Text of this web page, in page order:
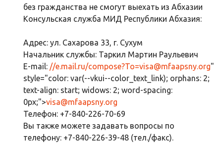
без гражданства не смогут выехать из Абхазии
Консульская служба МИД Республики Абхазия:
Адрес: ул. Сахарова 33, г. Сухум
Начальник службы: Таркил Мартин Раульевич
E-mail: //e.mail.ru/compose?To=visa@mfaapsny.org"
style="color: var(--vkui--color_text_link); orphans: 2;
text-align: start; widows: 2; word-spacing:
0px;">visa@mfaapsny.org
Телефон: +7-840-226-70-69
Вы также можете задавать вопросы по
телефону: +7-840-226-39-48 (тел./факс).